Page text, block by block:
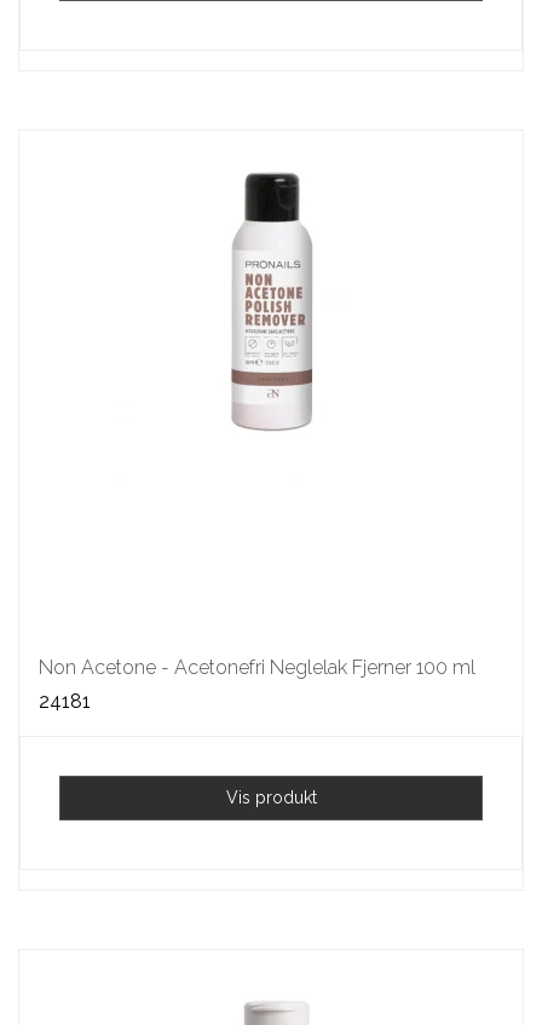
Non Acetone - Acetonefri Neglelak Fjerner 100 ml
24181
Vis produkt